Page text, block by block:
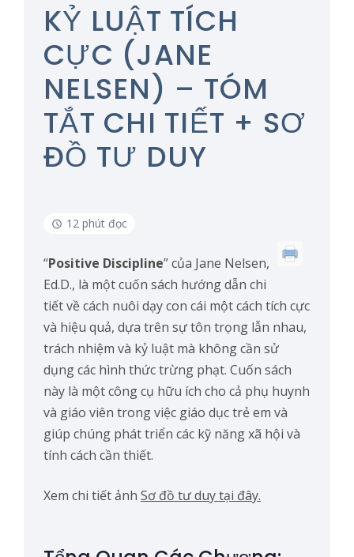
KỶ LUẬT TÍCH
CỰC (JANE
NELSEN) – TÓM
TẮT CHI TIẾT + SƠ
ĐỒ TƯ DUY
12 phút đọc
“Positive Discipline” của Jane Nelsen,
Ed.D., là một cuốn sách hướng dẫn chi
tiết về cách nuôi dạy con cái một cách tích cực
và hiệu quả, dựa trên sự tôn trọng lẫn nhau,
trách nhiệm và kỷ luật mà không cần sử
dụng các hình thức trừng phạt. Cuốn sách
này là một công cụ hữu ích cho cả phụ huynh
và giáo viên trong việc giáo dục trẻ em và
giúp chúng phát triển các kỹ năng xã hội và
tính cách cần thiết.
Xem chi tiết ảnh Sơ đồ tư duy tại đây.